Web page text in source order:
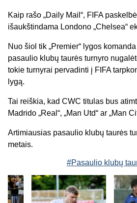
Kaip rašo „Daily Mail“, FIFA
išaukštindama Londono „Chelsea“
Nuo šiol tik „Premier“ lygos
pasaulio klubų taurės turnyro
tokie turnyrai pervadinti į FIFA
lygą.
Tai reiškia, kad CWC titulas bus
Madrido „Real“, „Man Utd“ ar „Man
Artimiausias pasaulio klubų taurės
metais.
#Pasaulio klubų